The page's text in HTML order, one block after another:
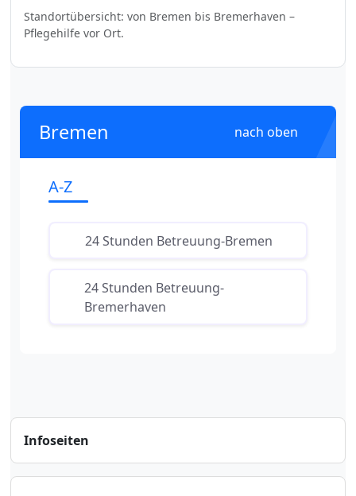
Standortübersicht: von Bremen bis Bremerhaven –
Pflegehilfe vor Ort.
Bremen nach oben
A-Z
24 Stunden Betreuung-Bremen
24 Stunden Betreuung-
Bremerhaven
Infoseiten